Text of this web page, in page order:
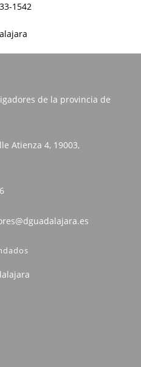
1542
de la provincia de
Atienza 4, 19003,